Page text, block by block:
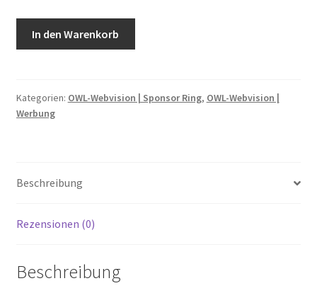
„Gut
dabei“
In den Warenkorb
Kategorien: OWL-Webvision | Sponsor Ring, OWL-Webvision |
Werbung
Beschreibung
Rezensionen (0)
Beschreibung